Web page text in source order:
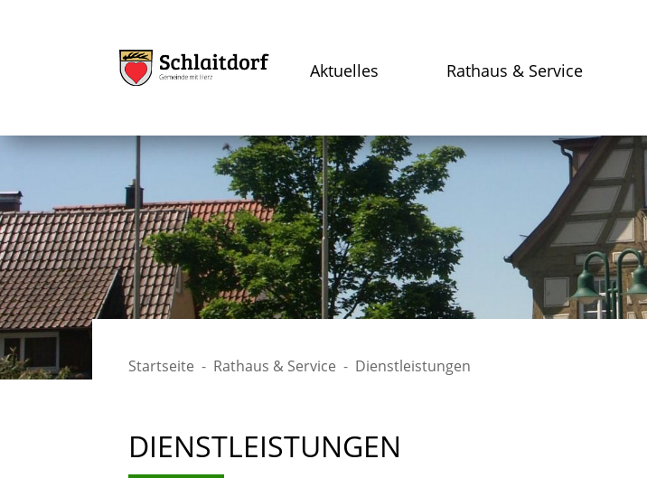
Aktuelles Rathaus & Service
Startseite Rathaus & Service Dienstleistungen
DIENSTLEISTUNGEN